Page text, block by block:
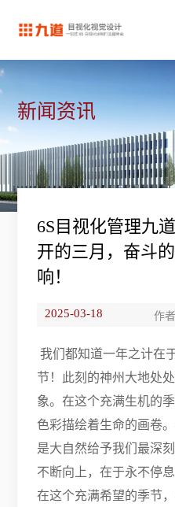
新闻资讯
6S目视化管理九
开的三月，奋斗
响！
2025-03-18 作
我们都知道一年之计在
节！此刻的神州大地处
象。在这个充满生机的
色彩描绘着生命的画卷
是大自然给予我们最深
不断向上，在于永不停息
在这个充满希望的季节